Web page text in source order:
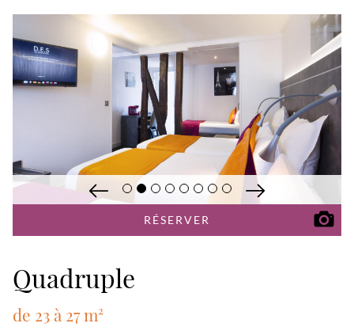
Quadruple
de 23 à 27 m²
RÉSERVER